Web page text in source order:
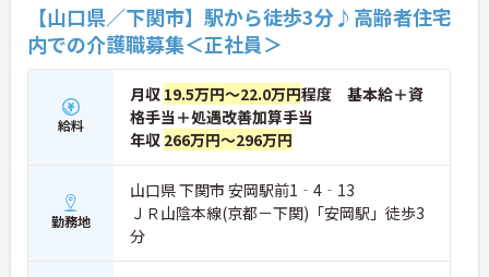
【山口県／下関市】駅から徒歩3分♪高齢者住宅
内での介護職募集＜正社員＞
給料
月収 19.5万円～22.0万円程度 基本給＋資
格手当＋処遇改善加算手当
年収 266万円～296万円
勤務地
山口県 下関市 安岡駅前1‐4‐13
ＪＲ山陰本線(京都－下関)「安岡駅」徒歩3
分